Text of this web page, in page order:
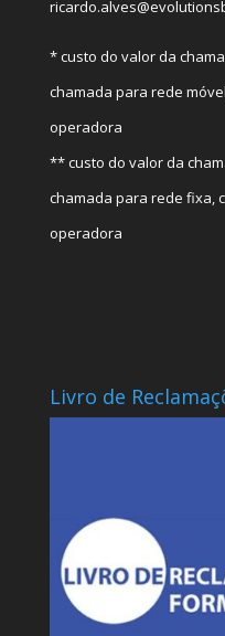
* custo do valor da
chamada para rede
operadora
** custo do valor da
chamada para rede fixa,
operadora
Livro de